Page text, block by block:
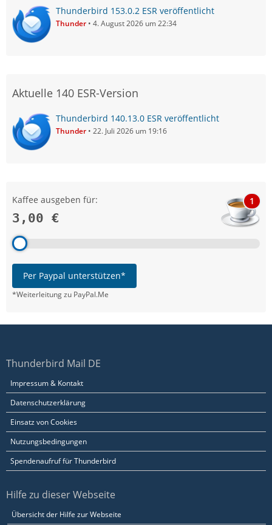
Thunderbird 153.0.2 ESR veröffentlicht
Thunder 4. August 2026 um 22:34
Aktuelle 140 ESR-Version
Thunderbird 140.13.0 ESR veröffentlicht
Thunder 22. Juli 2026 um 19:16
Kaffee ausgeben für:
3,00 €
1
Per Paypal unterstützen*
*Weiterleitung zu PayPal.Me
Thunderbird Mail DE
Impressum & Kontakt
Datenschutzerklärung
Einsatz von Cookies
Nutzungsbedingungen
Spendenaufruf für Thunderbird
Hilfe zu dieser Webseite
Übersicht der Hilfe zur Webseite